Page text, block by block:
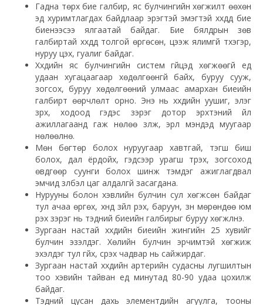
Гадна төрх бие галбир, яс булчингийн хөгжилт өөхөн
эд хуримтлагдах байдлаар эрэгтэй эмэгтэй хүүхдүүд бие
биенээсээ ялгаатай байдаг. Бие бялдрын зөв
галбиртай хүүхдүүд толгой өргөсөн, цээж ялимгүй түхэгэр,
нуруу цэх, гуалиг байдаг.
Хүүхдийн яс булчингийн систем гүйцэд хөгжөөгүй үед
удаан хугацаагаар хөдөлгөөнгүй байх, буруу сууж,
зогсох, буруу хөдөлгөөний улмаас амархан биеийн
галбирт өөрчлөлт орно. Энэ нь хүүхдийн уушиг, элэг
зүрх, ходоод гэдэс зэрэг дотор эрхтэний үйл
ажиллагаанд гаж нөлөө үзүүлж, эрүүл мэндэд муугаар
нөлөөлнө.
Мөн бөгтөр болох нуруугаар хавтгай, тэгш биш
болох, дал ёрдойх, гэдсээр урагш түрэх, зогсоход
өвдгөөр суунги болох шинж тэмдэг ажиглагдвал
эмчид үзүүлбэл цаг алдалгүй засагдана.
Нурууны болон хэвлийн булчин сул хөгжсөн байдаг
тул ачаа өргөх, хүнд зүйл үүрэх, баруун, зүүн мөрөндөө юм
үүрэх зэрэг нь тэдний биеийн галбирыг буруу хөгжүүлнэ.
Зургаан настай хүүхдийн биеийн жингийн 25 хувийг
булчин эзэлдэг. Хөлийн булчин эрчимтэй хөгжиж
эхэлдэг тул гүйх, үсрэх чадвар нь сайжирдаг.
Зургаан настай хүүхдийн артерийн судасны лугшилтын
тоо хэвийн тайван үед минутад 80-90 удаа цохилж
байдаг.
Тэдний цусан дахь элементүүдийн агуулга, тооны